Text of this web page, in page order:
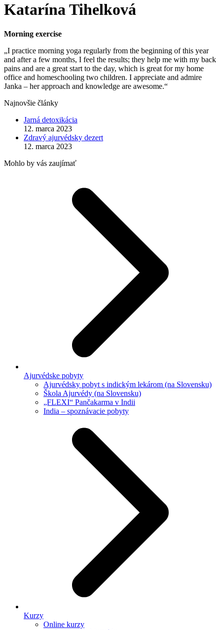
Katarína Tihelková
Morning exercise
„I practice morning yoga regularly from the beginning of this year
and after a few months, I feel the results; they help me with my back
pains and are a great start to the day, which is great for my home
office and homeschooling two children. I appreciate and admire
Janka – her approach and knowledge are awesome.“
Najnovšie články
Jarná detoxikácia
12. marca 2023
Zdravý ajurvédsky dezert
12. marca 2023
Mohlo by vás zaujímať
Ajurvédske pobyty
Ajurvédsky pobyt s indickým lekárom (na Slovensku)
Škola Ajurvédy (na Slovensku)
„FLEXI“ Pančakarma v Indii
India – spoznávacie pobyty
Kurzy
Online kurzy